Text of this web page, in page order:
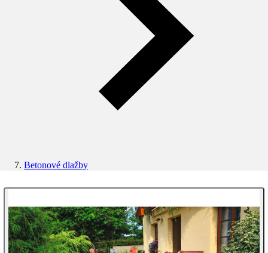
Betonové dlažby